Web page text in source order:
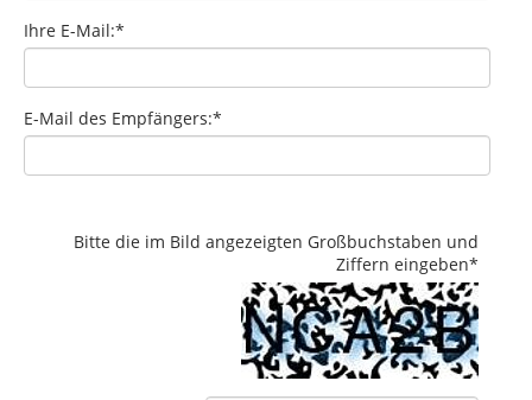
Ihre E-Mail:*
E-Mail des Empfängers:*
Bitte die im Bild angezeigten Großbuchstaben und
Ziffern eingeben*